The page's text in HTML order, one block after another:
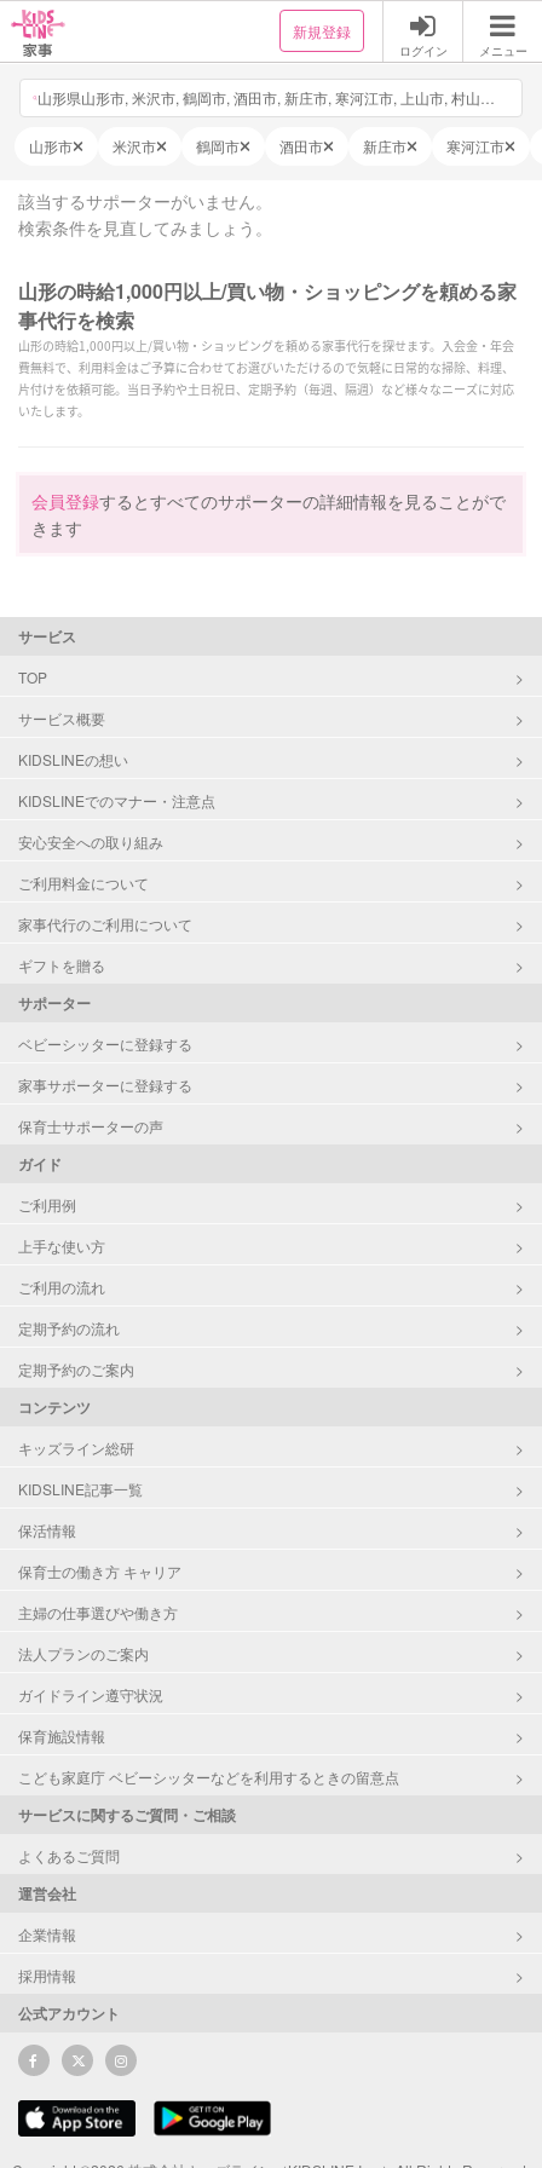
新規登録
ログイン メニュー
山形市 米沢市 鶴岡市 酒田市 新庄市 寒河江市
該当するサポーターがいません。
検索条件を見直してみましょう。
山形の時給1,000円以上/買い物・ショッピングを頼める家
事代行を検索
山形の時給1,000円以上/買い物・ショッピングを頼める家事代行を探せます。入会金・年会
費無料で、利用料金はご予算に合わせてお選びいただけるので気軽に日常的な掃除、料理、
片付けを依頼可能。当日予約や土日祝日、定期予約（毎週、隔週）など様々なニーズに対応
いたします。
会員登録するとすべてのサポーターの詳細情報を見ることがで
きます
サービス
TOP
サービス概要
KIDSLINEの想い
KIDSLINEでのマナー・注意点
安心安全への取り組み
ご利用料金について
家事代行のご利用について
ギフトを贈る
サポーター
ベビーシッターに登録する
家事サポーターに登録する
保育士サポーターの声
ガイド
ご利用例
上手な使い方
ご利用の流れ
定期予約の流れ
定期予約のご案内
コンテンツ
キッズライン総研
KIDSLINE記事一覧
保活情報
保育士の働き方 キャリア
主婦の仕事選びや働き方
法人プランのご案内
ガイドライン遵守状況
保育施設情報
こども家庭庁 ベビーシッターなどを利用するときの留意点
サービスに関するご質問・ご相談
よくあるご質問
運営会社
企業情報
採用情報
公式アカウント